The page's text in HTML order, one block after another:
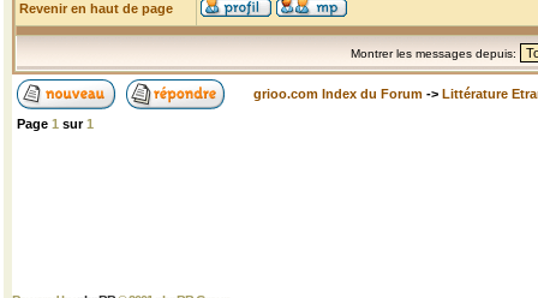
Revenir en haut de page
Montrer les messages depuis:
grioo.com Index du Forum -> Littérature
Page 1 sur1